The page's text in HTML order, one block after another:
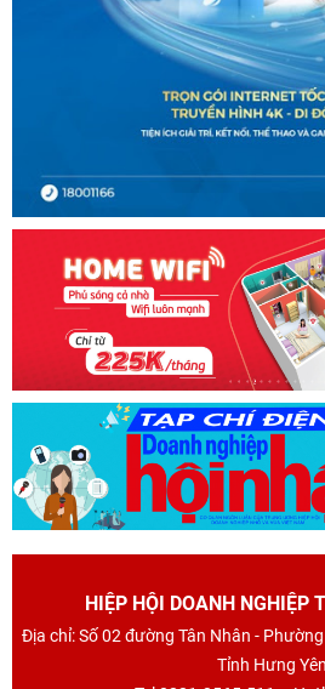
HIỆP HỘI DOANH NGHIỆP
Địa chỉ: Số 02 đường Tân Nhân -
Tỉnh Hưng Yên